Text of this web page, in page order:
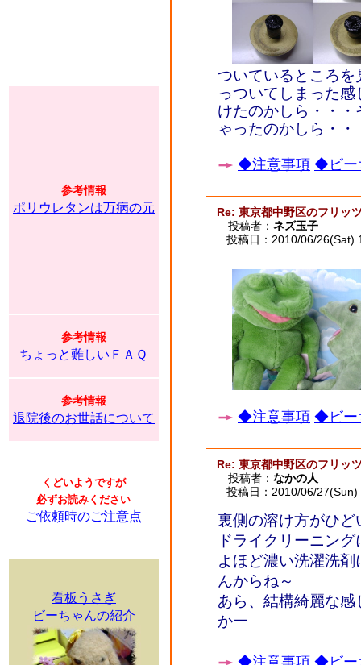
参考情報
ポリウレタンは万病の元
参考情報
ちょっと難しいＦＡＱ
参考情報
退院後のお世話について
くどいようですが
必ずお読みください
ご依頼時のご注意点
看板うさぎ
ビーちゃんの紹介
ついているところ
っついてしまった
けたのかしら・・
ゃったのかしら・・
◆注意事項 ◆ビー
Re: 東京都中野区のフリッ
投稿者： ネズ玉子
投稿日：2010/06/26(Sat)
◆注意事項 ◆ビー
Re: 東京都中野区のフリッ
投稿者： なかの人
投稿日：2010/06/
裏側の溶け方がひど
ドライクリーニン
よほど濃い洗濯洗
んからね～
あら、結構綺麗な
かー
◆注意事項 ◆ビー